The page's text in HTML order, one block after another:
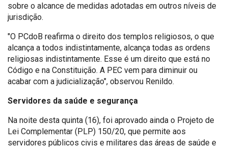
sobre o alcance de medidas adotadas em outros níveis de
jurisdição.
"O PCdoB reafirma o direito dos templos religiosos, o que
alcança a todos indistintamente, alcança todas as ordens
religiosas indistintamente. Esse é um direito que está no
Código e na Constituição. A PEC vem para diminuir ou
acabar com a judicialização", observou Renildo.
Servidores da saúde e segurança
Na noite desta quinta (16), foi aprovado ainda o Projeto de
Lei Complementar (PLP) 150/20, que permite aos
servidores públicos civis e militares das áreas de saúde e